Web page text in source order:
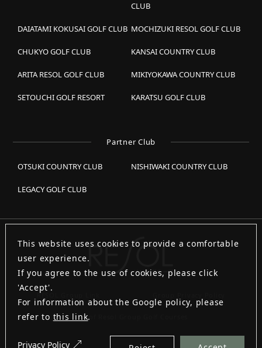
This website uses cookies to provide a comfortable
user experience.
If you agree to the use of cookies, please click
'Accept'.
For information about the Google policy, please
refer to this link.
Privacy Policy
CLUB
DAIATAMI KOKUSAI GOLF CLUB MOCHIZUKI RESOL GOLF CLUB
CHUKYO GOLF CLUB KANSAI COUNTRY CLUB
ARITA RESOL GOLF CLUB MIKIYOKAWA COUNTRY CLUB
SETOUCHI GOLF RESORT KARATSU GOLF CLUB
Partner Club
OTSUKI COUNTRY CLUB NISHIWAKI COUNTRY CLUB
LEGACY GOLF CLUB
RESOL Group Link
List of Resol Group Golf Courses